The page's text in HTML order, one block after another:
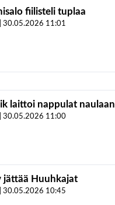
fiilisteli tuplaa
30.05.2026 11:01
laittoi nappulat naulaan
30.05.2026 11:00
jättää Huuhkajat
30.05.2026 10:45